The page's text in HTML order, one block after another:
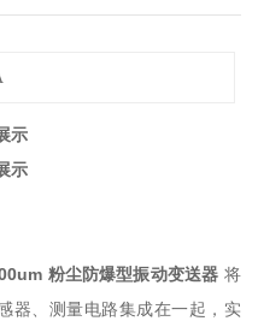
示
示
粉尘防爆型振动变送器 将
器、测量电路集成在一起，实